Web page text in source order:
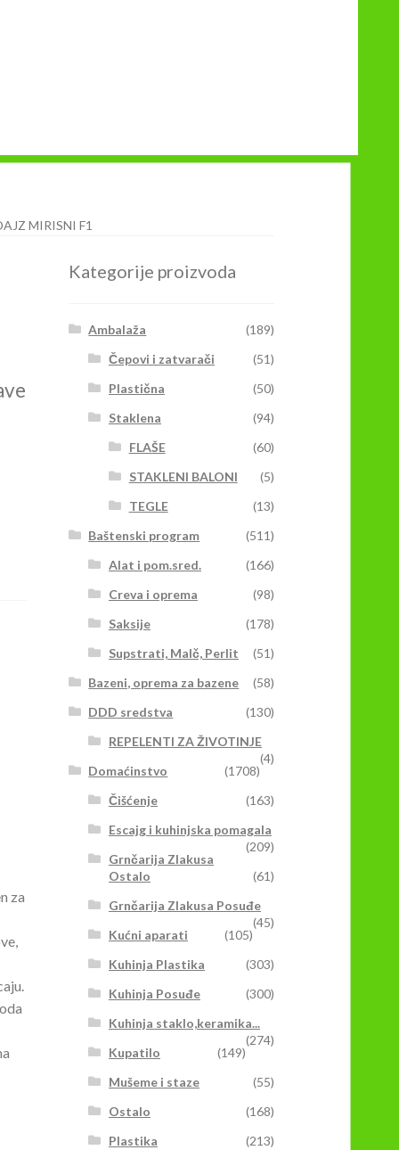
MIRISNI F1
za
Kategorije proizvoda
Ambalaža
(189)
Čepovi i zatvarači
(51)
Plastična
(50)
Staklena
(94)
FLAŠE
(60)
STAKLENI BALONI
(5)
TEGLE
(13)
Baštenski program
(511)
Alat i pom.sred.
(166)
Creva i oprema
(98)
Saksije
(178)
Supstrati, Malč, Perlit
(51)
Bazeni, oprema za bazene
(58)
DDD sredstva
(130)
REPELENTI ZA ŽIVOTINJE
(4)
Domaćinstvo
(1708)
Čišćenje
(163)
Escajg i kuhinjska pomagala
(209)
Grnčarija Zlakusa
Ostalo
(61)
Grnčarija Zlakusa Posuđe
(45)
Kućni aparati
(105)
Kuhinja Plastika
(303)
Kuhinja Posuđe
(300)
Kuhinja staklo,keramika...
(274)
Kupatilo
(149)
Mušeme i staze
(55)
Ostalo
(168)
Plastika
(213)